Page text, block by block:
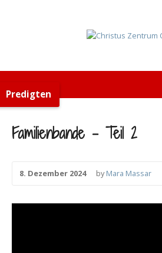
Predigten
Familienbande – Teil 2
8. Dezember 2024 byMara Massar